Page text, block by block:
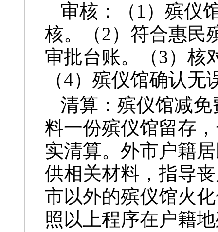
审核：（1）殡仪
核。（2）符合惠民
审批台账。（3）核
（4）殡仪馆确认
清算：殡仪馆减
料一份殡仪馆留存
实清算。外市户籍
供相关材料，指导
市以外的殡仪馆火
照以上程序在户籍